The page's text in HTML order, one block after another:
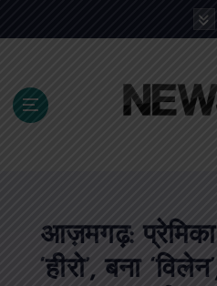
आज़मगढ़:
‘हीरो’, बना